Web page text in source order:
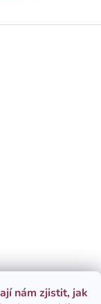
nám zjistit, jak